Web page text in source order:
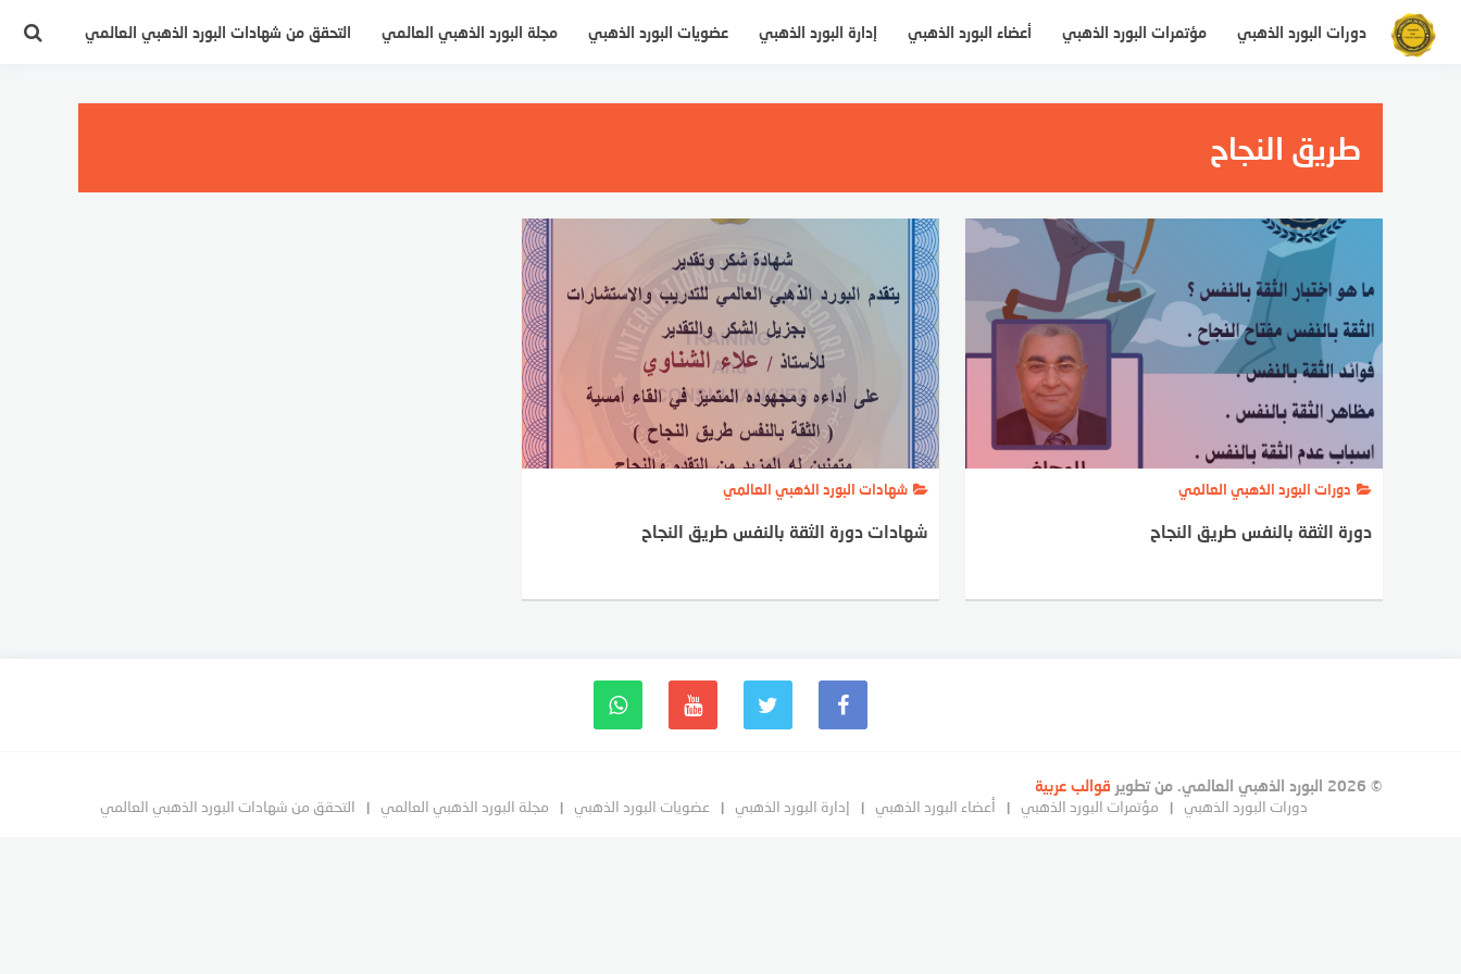
التجاوز
المحتوى
دورات البورد الذهبي مؤتمرات البورد الذهبي أعضاء البورد الذهبي إدارة البورد الذهبي عضويات البورد الذهبي مجلة البورد الذهبي العالمي التحقق من شهادات البورد الذهبي العالمي
طريق النجاح
دورات البورد الذهبي العالمي
دورة الثقة بالنفس طريق النجاح
شهادات البورد الذهبي العالمي
شهادات دورة الثقة بالنفس طريق النجاح
© 2026 البورد الذهبي العالمي. من تطوير
قوالب عربية
دورات البورد الذهبي
مؤتمرات البورد الذهبي أعضاء البورد الذهبي إدارة البورد الذهبي عضويات البورد الذهبي مجلة البورد الذهبي العالمي التحقق من شهادات البورد الذهبي العالمي